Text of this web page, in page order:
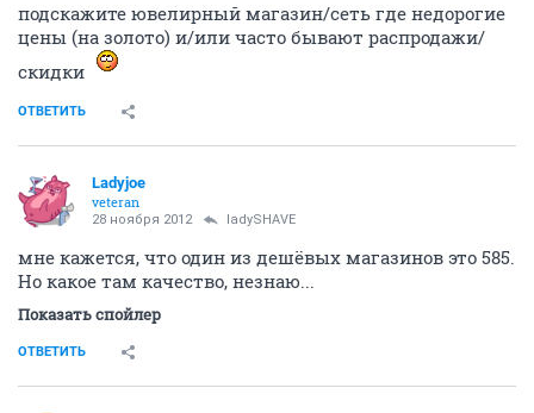
подскажите ювелирный магазин/сеть где недорогие
цены (на золото) и/или часто бывают распродажи/
скидки
ОТВЕТИТЬ
Ladyjoe
veteran
28 ноября 2012 ladySHAVE
мне кажется, что один из дешёвых магазинов это 585.
Но какое там качество, незнаю...
Показать спойлер
ОТВЕТИТЬ